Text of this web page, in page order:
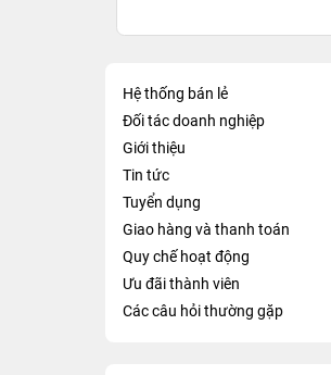
Hệ thống bán lẻ
Đối tác doanh nghiệp
Giới thiệu
Tin tức
Tuyển dụng
Giao hàng và thanh toán
Quy chế hoạt động
Ưu đãi thành viên
Các câu hỏi thường gặp